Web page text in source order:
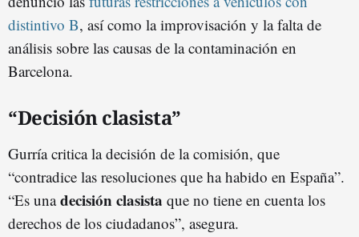
distintivo B, así como la improvisación y la falta de
análisis sobre las causas de la contaminación en
Barcelona.
“Decisión clasista”
Gurría critica la decisión de la comisión, que
“contradice las resoluciones que ha habido en España”.
“Es unadecisión clasista que no tiene en cuenta los
derechos de los ciudadanos”, asegura.